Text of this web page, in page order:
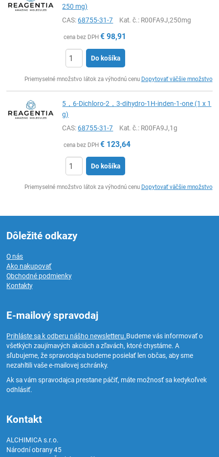
250 mg)
CAS:68755-31-7 Kat. č.: R00FA9J,250mg
cena bez DPH € 98,91
Do košíka
Priemyselné množstvo látok za výhodnú cenu Dopytovať väčšie množstvo
5，6-Dichloro-2，3-dihydro-1H-inden-1-one (1 x 1
g)
CAS:68755-31-7 Kat. č.: R00FA9J,1g
cena bez DPH € 123,64
Do košíka
Priemyselné množstvo látok za výhodnú cenu Dopytovať väčšie množstvo
Dôležité odkazy
O nás
Ako nakupovať
Obchodné podmienky
Kontakty
E-mailový spravodaj
Prihláste sa k odberu nášho newsletteru.Budeme vás informovať o
všetkých zaujímavých akciách a zľavách, ktoré chystáme. A
sľubujeme, že spravodajca budeme posielať len občas, aby sme
nezahltili vaše e-mailovej schránky.
Ak sa vám spravodajca prestane páčiť, máte možnosť sa kedykoľvek
odhlásiť.
Kontakt
ALCHIMICA s.r.o.
Národní obrany 45